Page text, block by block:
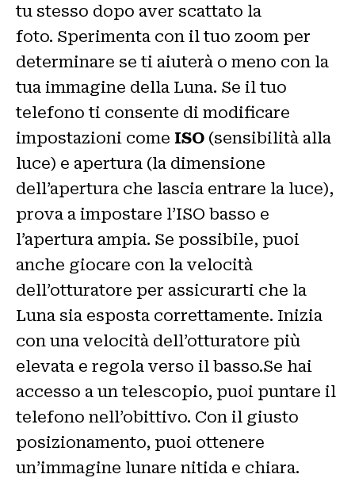
tu stesso dopo aver scattato la
foto. Sperimenta con il tuo zoom per
determinare se ti aiuterà o meno con la
tua immagine della Luna. Se il tuo
telefono ti consente di modificare
impostazioni come ISO (sensibilità alla
luce) e apertura (la dimensione
dell’apertura che lascia entrare la luce),
prova a impostare l’ISO basso e
l’apertura ampia. Se possibile, puoi
anche giocare con la velocità
dell’otturatore per assicurarti che la
Luna sia esposta correttamente. Inizia
con una velocità dell’otturatore più
elevata e regola verso il basso.Se hai
accesso a un telescopio, puoi puntare il
telefono nell’obittivo. Con il giusto
posizionamento, puoi ottenere
un’immagine lunare nitida e chiara.